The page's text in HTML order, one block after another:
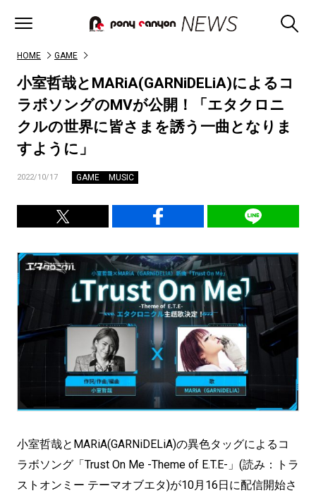
HOME GAME
小室哲哉とMARiA(GARNiDELiA)によるコ
ラボソングのMVが公開！「エタクロニ
クルの世界に皆さまを誘う一曲となりま
すように」
2022/10/17 GAME MUSIC
小室哲哉とMARiA(GARNiDELiA)の異色タッグによるコ
ラボソング「Trust On Me -Theme of E.T.E-」(読み：トラ
ストオンミー テーマオブエタ)が10月16日に配信開始さ